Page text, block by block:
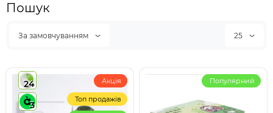
Пошук
За замовчуванням 25
24
3
Акція
Топ продажів
Популярний